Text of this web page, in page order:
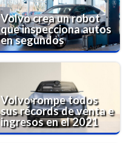
Volvo crea un robot
que inspecciona autos
en segundos
Volvo rompe todos
sus récords de venta e
ingresos en el 2021